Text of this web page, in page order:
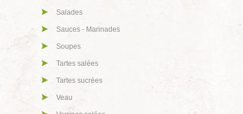
Salades
Sauces - Marinades
Soupes
Tartes salées
Tartes sucrées
Veau